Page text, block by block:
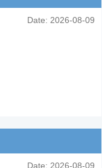
Date: 2026-08-09
Date: 2026-08-09